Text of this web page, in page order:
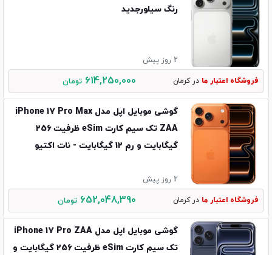
رنگ سیلورجدید
2 روز پیش
فروشگاه اعتبار ما در کرمان 614,250,000 تومان
گوشی موبایل اپل مدل iPhone 17 Pro Max
ZAA تک سیم کارت eSim ظرفیت 256
گیگابایت و رم 12 گیگابایت - نات اکتیو
2 روز پیش
فروشگاه اعتبار ما در کرمان 652,048,390 تومان
گوشی موبایل اپل مدل iPhone 17 Pro ZAA
تک سیم کارت eSim ظرفیت 256 گیگابایت و